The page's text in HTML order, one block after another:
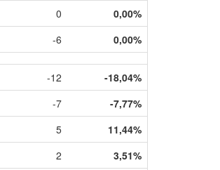
0
0,00%
-6 0,00%
-12
-18,04%
-7
-7,77%
5
11,44%
2
3,51%